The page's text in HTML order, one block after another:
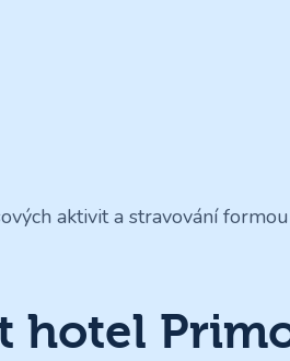
aktivit a stravování formou
hotel